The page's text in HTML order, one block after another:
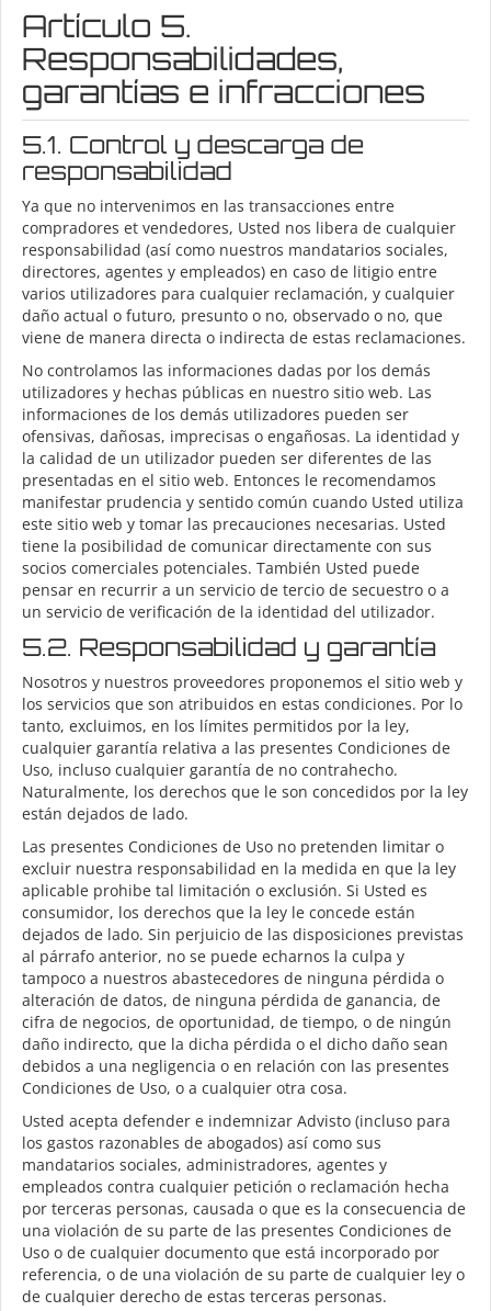
Artículo 5.
Responsabilidades,
garantías e infracciones
5.1. Control y descarga de
responsabilidad
Ya que no intervenimos en las transacciones entre
compradores et vendedores, Usted nos libera de cualquier
responsabilidad (así como nuestros mandatarios sociales,
directores, agentes y empleados) en caso de litigio entre
varios utilizadores para cualquier reclamación, y cualquier
daño actual o futuro, presunto o no, observado o no, que
viene de manera directa o indirecta de estas reclamaciones.
No controlamos las informaciones dadas por los demás
utilizadores y hechas públicas en nuestro sitio web. Las
informaciones de los demás utilizadores pueden ser
ofensivas, dañosas, imprecisas o engañosas. La identidad y
la calidad de un utilizador pueden ser diferentes de las
presentadas en el sitio web. Entonces le recomendamos
manifestar prudencia y sentido común cuando Usted utiliza
este sitio web y tomar las precauciones necesarias. Usted
tiene la posibilidad de comunicar directamente con sus
socios comerciales potenciales. También Usted puede
pensar en recurrir a un servicio de tercio de secuestro o a
un servicio de verificación de la identidad del utilizador.
5.2. Responsabilidad y garantía
Nosotros y nuestros proveedores proponemos el sitio web y
los servicios que son atribuidos en estas condiciones. Por lo
tanto, excluimos, en los límites permitidos por la ley,
cualquier garantía relativa a las presentes Condiciones de
Uso, incluso cualquier garantía de no contrahecho.
Naturalmente, los derechos que le son concedidos por la ley
están dejados de lado.
Las presentes Condiciones de Uso no pretenden limitar o
excluir nuestra responsabilidad en la medida en que la ley
aplicable prohibe tal limitación o exclusión. Si Usted es
consumidor, los derechos que la ley le concede están
dejados de lado. Sin perjuicio de las disposiciones previstas
al párrafo anterior, no se puede echarnos la culpa y
tampoco a nuestros abastecedores de ninguna pérdida o
alteración de datos, de ninguna pérdida de ganancia, de
cifra de negocios, de oportunidad, de tiempo, o de ningún
daño indirecto, que la dicha pérdida o el dicho daño sean
debidos a una negligencia o en relación con las presentes
Condiciones de Uso, o a cualquier otra cosa.
Usted acepta defender e indemnizar Advisto (incluso para
los gastos razonables de abogados) así como sus
mandatarios sociales, administradores, agentes y
empleados contra cualquier petición o reclamación hecha
por terceras personas, causada o que es la consecuencia de
una violación de su parte de las presentes Condiciones de
Uso o de cualquier documento que está incorporado por
referencia, o de una violación de su parte de cualquier ley o
de cualquier derecho de estas terceras personas.